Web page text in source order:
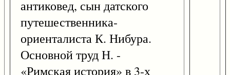
антиковед, сын датского
путешественника-
ориенталиста К. Нибура.
Основной труд Н. -
«Римская история» в 3-х